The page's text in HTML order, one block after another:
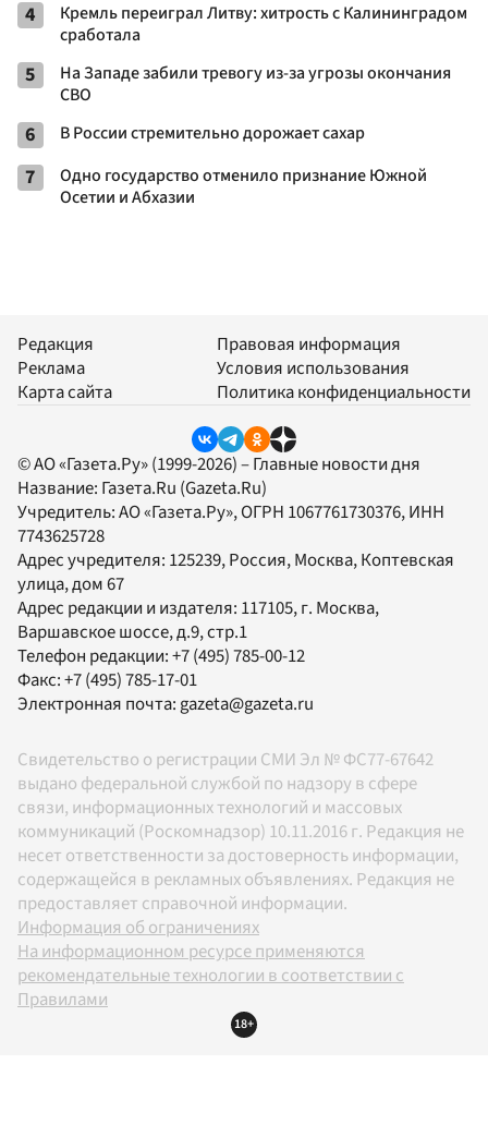
4
Кремль переиграл Литву: хитрость с Калининградом
сработала
5
На Западе забили тревогу из-за угрозы окончания
СВО
6 В России стремительно дорожает сахар
7
Одно государство отменило признание Южной
Осетии и Абхазии
Редакция
Реклама
Карта сайта
Правовая информация
Условия использования
Политика конфиденциальности
© АО «Газета.Ру» (1999-2026) – Главные новости дня
Название: Газета.Ru (Gazeta.Ru)
Учредитель:АО «Газета.Ру», ОГРН 1067761730376, ИНН
7743625728
Адрес учредителя: 125239, Россия, Москва, Коптевская
улица, дом 67
Адрес редакции и издателя: 117105, г. Москва,
Варшавское шоссе, д.9, стр.1
Телефон редакции:+7 (495) 785-00-12
Факс:+7 (495) 785-17-01
Электронная почта:gazeta@gazeta.ru
Свидетельство о регистрации СМИ Эл № ФС77-67642
выдано федеральной службой по надзору в сфере
связи, информационных технологий и массовых
коммуникаций (Роскомнадзор) 10.11.2016 г. Редакция не
несет ответственности за достоверность информации,
содержащейся в рекламных объявлениях. Редакция не
предоставляет справочной информации.
Информация об ограничениях
На информационном ресурсе применяются
рекомендательные технологии в соответствии с
Правилами
18+